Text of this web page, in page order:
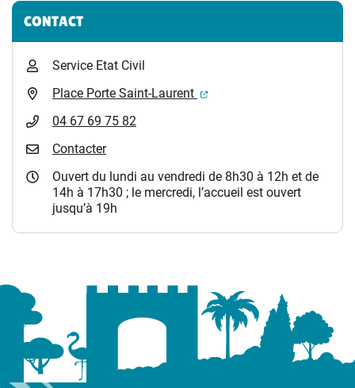
Informations complémentaires
CONTACT
Service Etat Civil
Place Porte Saint-Laurent
(ouverture dans un
04 67 69 75 82
Contacter
Ouvert du lundi au vendredi de 8h30 à 12h et de
14h à 17h30 ; le mercredi, l’accueil est ouvert
jusqu’à 19h